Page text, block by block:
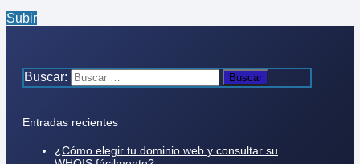
Subir
Buscar:
Entradas recientes
¿Cómo elegir tu dominio web y consultar su